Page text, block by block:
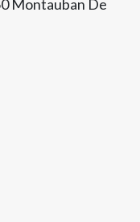
Montauban De